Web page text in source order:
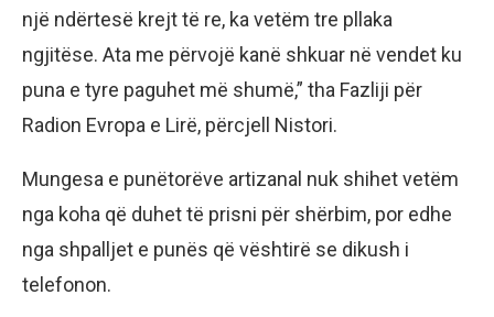
një ndërtesë krejt të re, ka vetëm tre pllaka
ngjitëse. Ata me përvojë kanë shkuar në vendet ku
puna e tyre paguhet më shumë,” tha Fazliji për
Radion Evropa e Lirë, përcjell Nistori.
Mungesa e punëtorëve artizanal nuk shihet vetëm
nga koha që duhet të prisni për shërbim, por edhe
nga shpalljet e punës që vështirë se dikush i
telefonon.